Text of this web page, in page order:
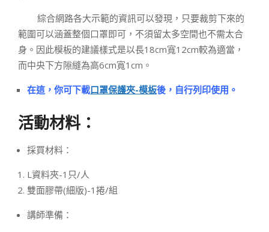
綜合網路各大示範的資訊可以發現，只要裁剪下來的
範圍可以涵蓋整個口罩即可，不須留太多空間也不需太合
身。因此模板的建議樣式是以長18cm寬12cm較為適當，
而中央下方隙縫為高6cm寬1cm。
在這，你可下載口罩保護夾-模板後，自行列印使用。
活動材料：
採買材料：
L資料夾-1只/人
雙面膠帶(細版)-1捲/組
講師準備：